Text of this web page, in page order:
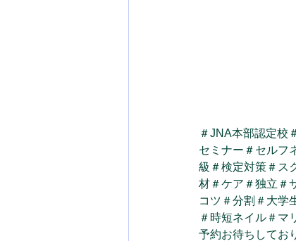
＃JNA本部認定校
セミナー ＃セルフ
級 ＃検定対策＃ス
材＃ケア ＃独立 ＃
コツ ＃分割 ＃大学
＃時短ネイル＃マ
予約お待ちしてお